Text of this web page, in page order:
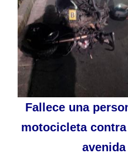
Fallece una
motocicleta